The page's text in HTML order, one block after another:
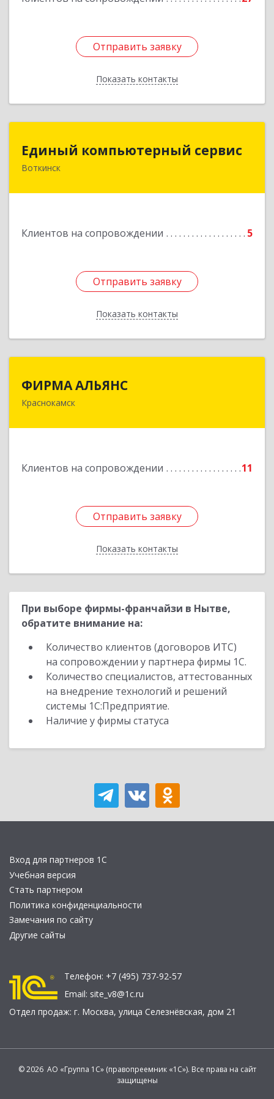
Отправить заявку
Показать контакты
Отправить заявку
Назад
Единый компьютерный сервис
Воткинск
Клиентов на сопровождении 5
Отправить заявку
Показать контакты
Единый компьютерный сервис
Отправить заявку
Назад
ФИРМА АЛЬЯНС
Краснокамск
Клиентов на сопровождении 11
Отправить заявку
Показать контакты
Отправить заявку
Назад
При выборе фирмы-франчайзи в Нытве,
обратите внимание на:
Количество клиентов (договоров ИТС)
на сопровождении у партнера фирмы 1С.
Количество специалистов, аттестованных
на внедрение технологий и решений
системы 1С:Предприятие.
Наличие у фирмы статуса
Вход для партнеров 1С
Учебная версия
Стать партнером
Политика конфиденциальности
Замечания по сайту
Другие сайты
Телефон: +7 (495) 737-92-57
Email: site_v8@1c.ru
Отдел продаж: г. Москва, улица Селезнёвская, дом 21
© 2026 АО «Группа 1С» (правопреемник «1С»). Все права на сайт
защищены